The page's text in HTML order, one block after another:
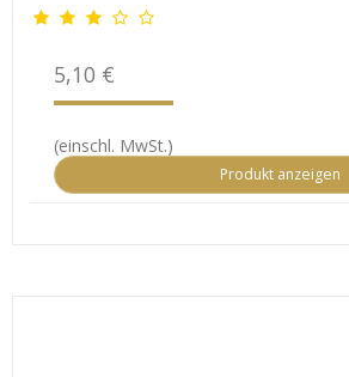
5,10 €
(einschl. MwSt.)
Produkt anzeigen